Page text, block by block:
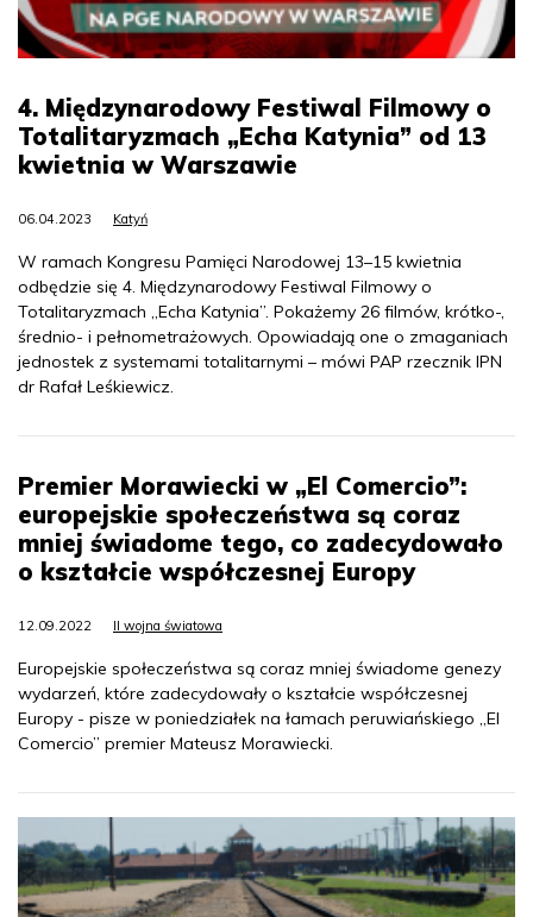
4. Międzynarodowy Festiwal Filmowy o
Totalitaryzmach „Echa Katynia” od 13
kwietnia w Warszawie
06.04.2023 Katyń
W ramach Kongresu Pamięci Narodowej 13–15 kwietnia
odbędzie się 4. Międzynarodowy Festiwal Filmowy o
Totalitaryzmach „Echa Katynia”. Pokażemy 26 filmów, krótko-,
średnio- i pełnometrażowych. Opowiadają one o zmaganiach
jednostek z systemami totalitarnymi – mówi PAP rzecznik IPN
dr Rafał Leśkiewicz.
Premier Morawiecki w „El Comercio”:
europejskie społeczeństwa są coraz
mniej świadome tego, co zadecydowało
o kształcie współczesnej Europy
12.09.2022 II wojna światowa
Europejskie społeczeństwa są coraz mniej świadome genezy
wydarzeń, które zadecydowały o kształcie współczesnej
Europy - pisze w poniedziałek na łamach peruwiańskiego „El
Comercio” premier Mateusz Morawiecki.